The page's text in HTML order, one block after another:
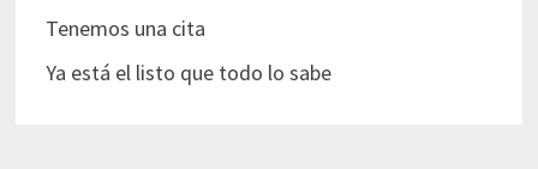
Tenemos una cita
Ya está el listo que todo lo sabe